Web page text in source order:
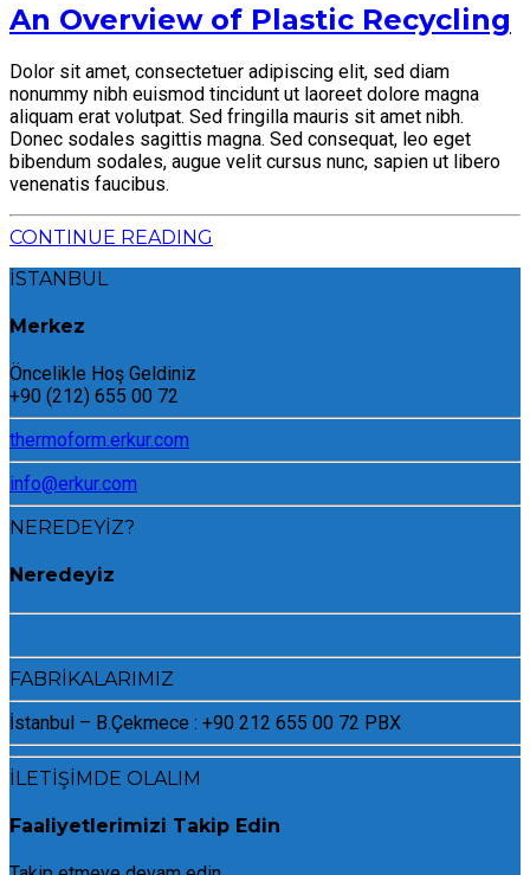
An Overview of Plastic Recycling
Dolor sit amet, consectetuer adipiscing elit, sed diam
nonummy nibh euismod tincidunt ut laoreet dolore magna
aliquam erat volutpat. Sed fringilla mauris sit amet nibh.
Donec sodales sagittis magna. Sed consequat, leo eget
bibendum sodales, augue velit cursus nunc, sapien ut libero
venenatis faucibus.
CONTINUE READING
İSTANBUL
Merkez
Öncelikle Hoş Geldiniz
+90 (212) 655 00 72
thermoform.erkur.com
info@erkur.com
NEREDEYİZ?
Neredeyiz
FABRİKALARIMIZ
İstanbul – B.Çekmece : +90 212 655 00 72 PBX
İLETİŞİMDE OLALIM
Faaliyetlerimizi Takip Edin